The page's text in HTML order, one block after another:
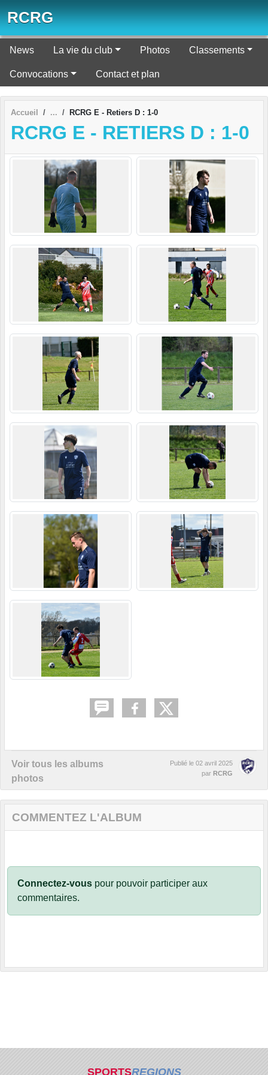
RCRG
News La vie du club Photos Classements
Convocations Contact et plan
Accueil RCRG E - Retiers D : 1-0
RCRG E - RETIERS D : 1-0
Voir tous les albums
photos
Publié le 02 avril 2025
par RCRG
COMMENTEZ L'ALBUM
Connectez-vous pour pouvoir participer aux
commentaires.
SPORTSREGIONS